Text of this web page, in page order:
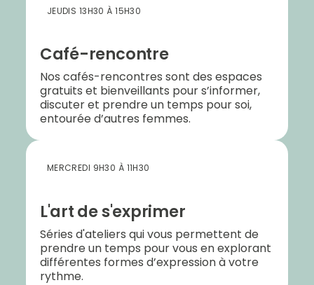
JEUDIS 13H30 À 15H30
Café-rencontre
Nos cafés-rencontres sont des espaces
gratuits et bienveillants pour s’informer,
discuter et prendre un temps pour soi,
entourée d’autres femmes.
MERCREDI 9H30 À 11H30
L'art de s'exprimer
Séries d'ateliers qui vous permettent de
prendre un temps pour vous en explorant
différentes formes d’expression à votre
rythme.